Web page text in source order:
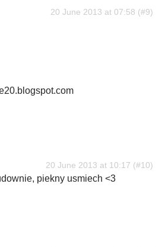
20 June 2013 at 07:58
20 June 2013 at 10:17
piekny usmiech <3